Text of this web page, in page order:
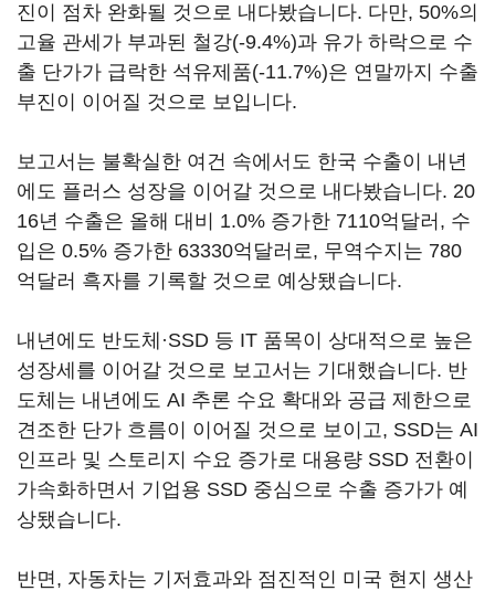
진이 점차 완화될 것으로 내다봤습니다. 다만, 50%의
고율 관세가 부과된 철강(-9.4%)과 유가 하락으로 수
출 단가가 급락한 석유제품(-11.7%)은 연말까지 수출
부진이 이어질 것으로 보입니다.
보고서는 불확실한 여건 속에서도 한국 수출이 내년
에도 플러스 성장을 이어갈 것으로 내다봤습니다. 20
16년 수출은 올해 대비 1.0% 증가한 7110억달러 , 수
입은 0.5% 증가한 63330억달러로, 무역수지는 780
억달러 흑자를 기록할 것으로 예상됐습니다.
내년에도 반도체·SSD 등 IT 품목이 상대적으로 높은
성장세를 이어갈 것으로 보고서는 기대했습니다. 반
도체는 내년에도 AI 추론 수요 확대와 공급 제한으로
견조한 단가 흐름이 이어질 것으로 보이고, SSD는 AI
인프라 및 스토리지 수요 증가로 대용량 SSD 전환이
가속화하면서 기업용 SSD 중심으로 수출 증가가 예
상됐습니다.
반면, 자동차는 기저효과와 점진적인 미국 현지 생산